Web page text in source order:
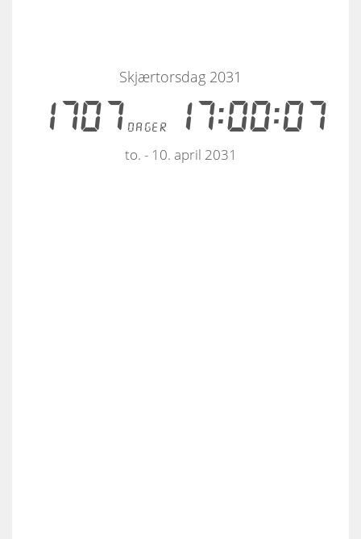
1707dager17:00:07
Skjærtorsdag 2031
to. - 10. april 2031